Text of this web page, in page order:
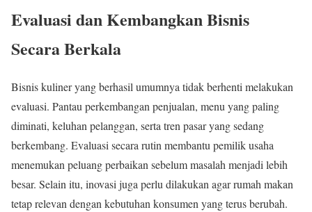
Evaluasi dan Kembangkan Bisnis
Secara Berkala
Bisnis kuliner yang berhasil umumnya tidak berhenti melakukan
evaluasi. Pantau perkembangan penjualan, menu yang paling
diminati, keluhan pelanggan, serta tren pasar yang sedang
berkembang. Evaluasi secara rutin membantu pemilik usaha
menemukan peluang perbaikan sebelum masalah menjadi lebih
besar. Selain itu, inovasi juga perlu dilakukan agar rumah makan
tetap relevan dengan kebutuhan konsumen yang terus berubah.